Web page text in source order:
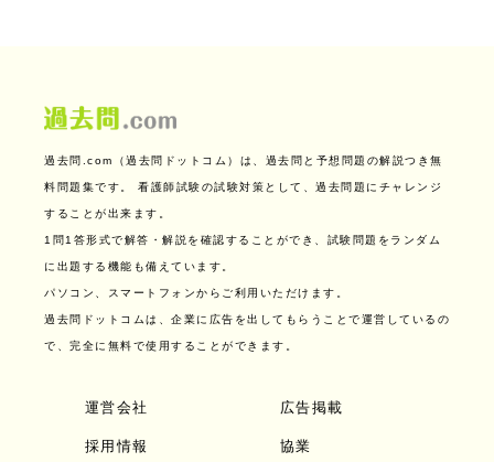
過去問.com（過去問ドットコム）は、過去問と予想問題の解説つき無
料問題集です。 看護師試験の試験対策として、過去問題にチャレンジ
することが出来ます。
1問1答形式で解答・解説を確認することができ、試験問題をランダム
に出題する機能も備えています。
パソコン、スマートフォンからご利用いただけます。
過去問ドットコムは、企業に広告を出してもらうことで運営しているの
で、完全に無料で使用することができます。
運営会社 広告掲載
採用情報 協業